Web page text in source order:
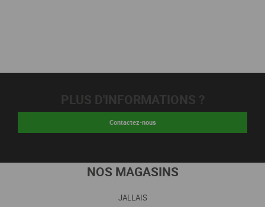
PLUS D'INFORMATIONS ?
Contactez-nous
NOS MAGASINS
JALLAIS